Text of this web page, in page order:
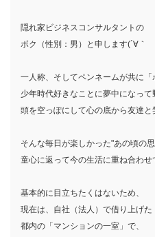
隠れ家ビジネスコンサルタントの
ボク（性別：男）と申します(´∀｀ゞ
一人称、そしてペンネームが共に「
少年時代好きなことに夢中になって
頭を空っぽにして心の底から友達と
そんな毎日が楽しかった"あの頃の思
童心に返って今の生活に重ね合わせ
基本的に目立ちたくはないため、
現在は、自社（法人）で借り上げた
都内の「マンションの一室」で、